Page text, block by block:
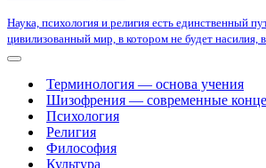
Наука, психология и религия есть единственный
цивилизованный мир, в котором не будет насилия,
Меню
навигацииТерминология — основа учения
Шизофрения — современные
Психология
Религия
Философия
Культура